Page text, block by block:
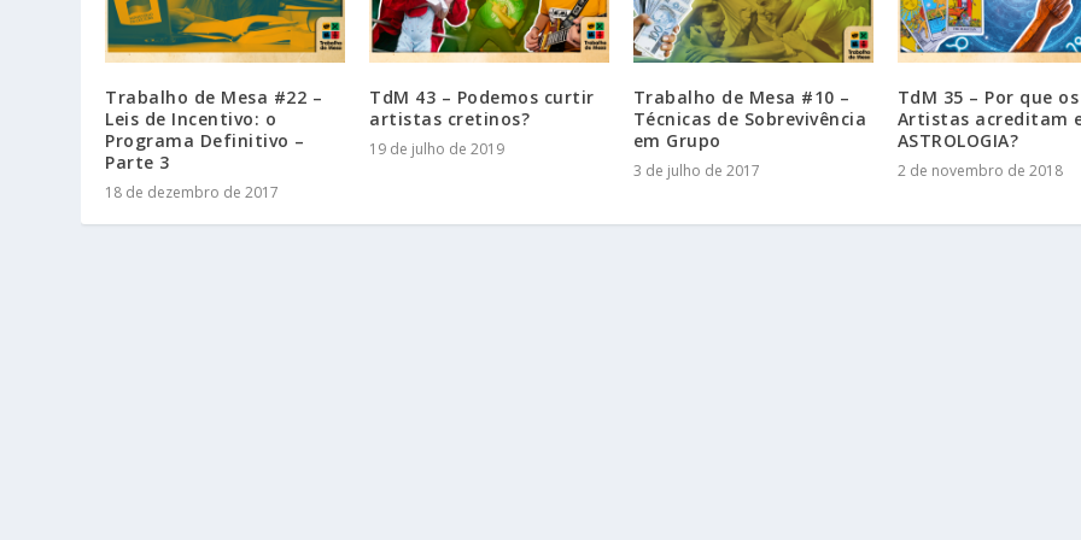
Trabalho de Mesa #22 –
Leis de Incentivo: o
Programa Definitivo –
Parte 3
18 de dezembro de 2017
TdM 43 – Podemos curtir
artistas cretinos?
19 de julho de 2019
Trabalho de Mesa #10 –
Técnicas de Sobrevivência
em Grupo
3 de julho de 2017
TdM 35 – Por que os
Artistas acreditam
ASTROLOGIA?
2 de novembro de 2018